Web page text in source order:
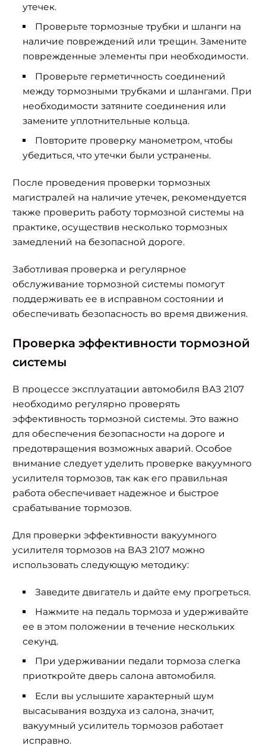
утечек.
Проверьте тормозные трубки и шланги на
наличие повреждений или трещин. Замените
поврежденные элементы при необходимости.
Проверьте герметичность соединений
между тормозными трубками и шлангами. При
необходимости затяните соединения или
замените уплотнительные кольца.
Повторите проверку манометром, чтобы
убедиться, что утечки были устранены.
После проведения проверки тормозных
магистралей на наличие утечек, рекомендуется
также проверить работу тормозной системы на
практике, осуществив несколько тормозных
замедлений на безопасной дороге.
Заботливая проверка и регулярное
обслуживание тормозной системы помогут
поддерживать ее в исправном состоянии и
обеспечивать безопасность во время движения.
Проверка эффективности тормозной
системы
В процессе эксплуатации автомобиля ВАЗ 2107
необходимо регулярно проверять
эффективность тормозной системы. Это важно
для обеспечения безопасности на дороге и
предотвращения возможных аварий. Особое
внимание следует уделить проверке вакуумного
усилителя тормозов, так как его правильная
работа обеспечивает надежное и быстрое
срабатывание тормозов.
Для проверки эффективности вакуумного
усилителя тормозов на ВАЗ 2107 можно
использовать следующую методику:
Заведите двигатель и дайте ему прогреться.
Нажмите на педаль тормоза и удерживайте
ее в этом положении в течение нескольких
секунд.
При удерживании педали тормоза слегка
приоткройте дверь салона автомобиля.
Если вы услышите характерный шум
высасывания воздуха из салона, значит,
вакуумный усилитель тормозов работает
исправно.